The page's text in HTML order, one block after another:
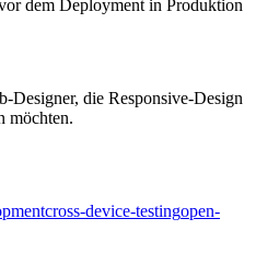
dem Deployment in Produktion
Designer, die Responsive-Design
möchten.
cross-device-testingopen-